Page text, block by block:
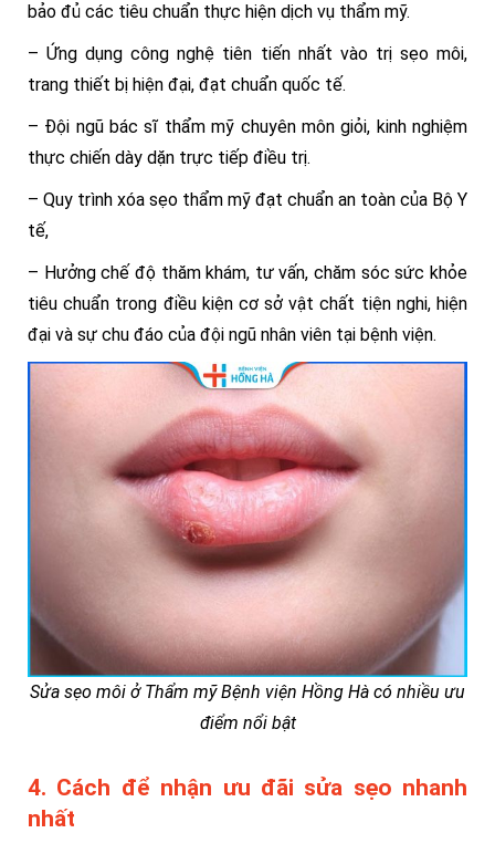
bảo đủ các tiêu chuẩn thực hiện dịch vụ thẩm mỹ.
– Ứng dụng công nghệ tiên tiến nhất vào trị sẹo môi,
trang thiết bị hiện đại, đạt chuẩn quốc tế.
– Đội ngũ bác sĩ thẩm mỹ chuyên môn giỏi, kinh nghiệm
thực chiến dày dặn trực tiếp điều trị.
– Quy trình xóa sẹo thẩm mỹ đạt chuẩn an toàn của Bộ Y
tế,
– Hưởng chế độ thăm khám, tư vấn, chăm sóc sức khỏe
tiêu chuẩn trong điều kiện cơ sở vật chất tiện nghi, hiện
đại và sự chu đáo của đội ngũ nhân viên tại bệnh viện.
Sửa sẹo môi ở Thẩm mỹ Bệnh viện Hồng Hà có nhiều ưu
điểm nổi bật
4. Cách để nhận ưu đãi sửa sẹo nhanh
nhất